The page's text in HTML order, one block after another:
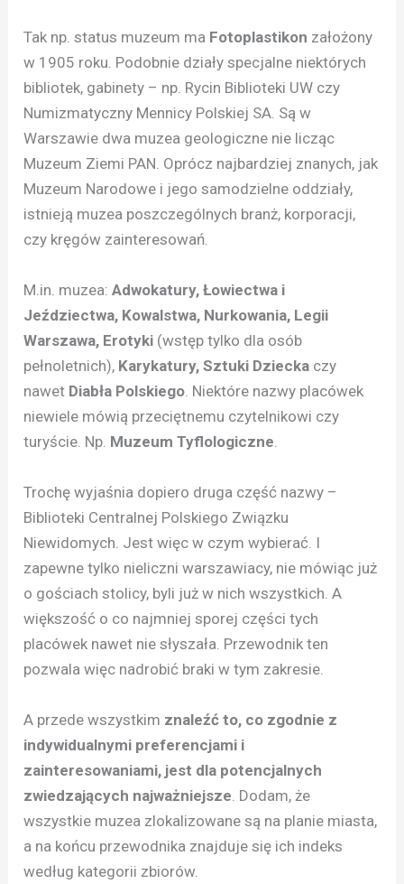
Tak np. status muzeum ma Fotoplastikon założony
w 1905 roku. Podobnie działy specjalne niektórych
bibliotek, gabinety – np. Rycin Biblioteki UW czy
Numizmatyczny Mennicy Polskiej SA. Są w
Warszawie dwa muzea geologiczne nie licząc
Muzeum Ziemi PAN. Oprócz najbardziej znanych, jak
Muzeum Narodowe i jego samodzielne oddziały,
istnieją muzea poszczególnych branż, korporacji,
czy kręgów zainteresowań.
M.in. muzea: Adwokatury, Łowiectwa i
Jeździectwa, Kowalstwa, Nurkowania, Legii
Warszawa, Erotyki (wstęp tylko dla osób
pełnoletnich), Karykatury, Sztuki Dziecka czy
nawet Diabła Polskiego. Niektóre nazwy placówek
niewiele mówią przeciętnemu czytelnikowi czy
turyście. Np. Muzeum Tyflologiczne.
Trochę wyjaśnia dopiero druga część nazwy –
Biblioteki Centralnej Polskiego Związku
Niewidomych. Jest więc w czym wybierać. I
zapewne tylko nieliczni warszawiacy, nie mówiąc już
o gościach stolicy, byli już w nich wszystkich. A
większość o co najmniej sporej części tych
placówek nawet nie słyszała. Przewodnik ten
pozwala więc nadrobić braki w tym zakresie.
A przede wszystkim znaleźć to, co zgodnie z
indywidualnymi preferencjami i
zainteresowaniami, jest dla potencjalnych
zwiedzających najważniejsze. Dodam, że
wszystkie muzea zlokalizowane są na planie miasta,
a na końcu przewodnika znajduje się ich indeks
według kategorii zbiorów.